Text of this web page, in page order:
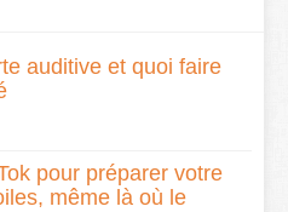
auditive et quoi faire
pour préparer votre
même là où le